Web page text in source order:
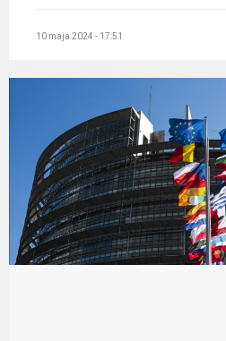
10 maja 2024 - 17:51